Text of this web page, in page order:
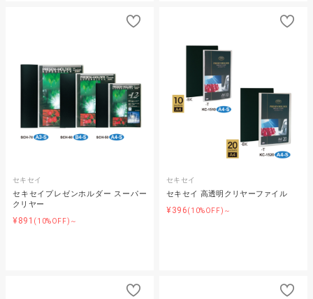
セキセイ
セキセイプレゼンホルダー スーパー
クリヤー
¥891 (10%OFF)～
セキセイ
セキセイ 高透明クリヤーファイル
¥396(10%OFF)～